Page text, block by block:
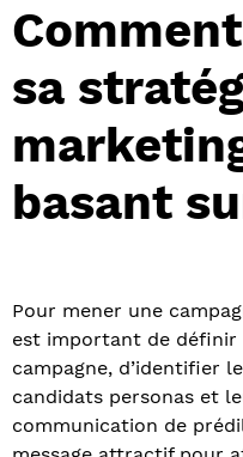
sa
basant
Pour mener une
est important de
campagne, d’identifier
candidats personas et
communication de